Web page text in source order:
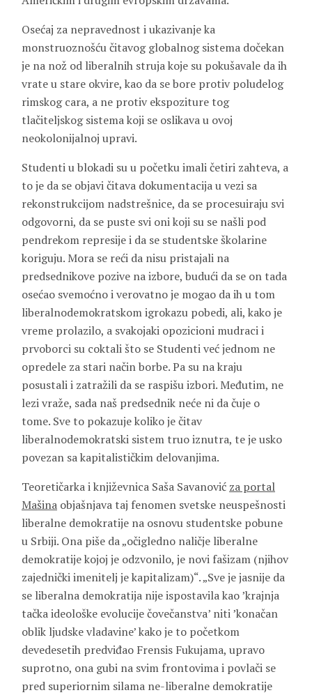
Osećaj za nepravednost i ukazivanje ka
monstruoznošću čitavog globalnog sistema dočekan
je na nož od liberalnih struja koje su pokušavale da ih
vrate u stare okvire, kao da se bore protiv poludelog
rimskog cara, a ne protiv ekspoziture tog
tlačiteljskog sistema koji se oslikava u ovoj
neokolonijalnoj upravi.
Studenti u blokadi su u početku imali četiri zahteva, a
to je da se objavi čitava dokumentacija u vezi sa
rekonstrukcijom nadstrešnice, da se procesuiraju svi
odgovorni, da se puste svi oni koji su se našli pod
pendrekom represije i da se studentske školarine
koriguju. Mora se reći da nisu pristajali na
predsednikove pozive na izbore, budući da se on tada
osećao svemoćno i verovatno je mogao da ih u tom
liberalnodemokratskom igrokazu pobedi, ali, kako je
vreme prolazilo, a svakojaki opozicioni mudraci i
prvoborci su coktali što se Studenti već jednom ne
opredele za stari način borbe. Pa su na kraju
posustali i zatražili da se raspišu izbori. Međutim, ne
lezi vraže, sada naš predsednik neće ni da čuje o
tome. Sve to pokazuje koliko je čitav
liberalnodemokratski sistem truo iznutra, te je usko
povezan sa kapitalističkim delovanjima.
Teoretičarka i književnica Saša Savanović za portal
Mašina objašnjava taj fenomen svetske neuspešnosti
liberalne demokratije na osnovu studentske pobune
u Srbiji. Ona piše da „očigledno naličje liberalne
demokratije kojoj je odzvonilo, je novi fašizam (njihov
zajednički imenitelj je kapitalizam)“. „Sve je jasnije da
se liberalna demokratija nije ispostavila kao ’krajnja
tačka ideološke evolucije čovečanstva’ niti ’konačan
oblik ljudske vladavine’ kako je to početkom
devedesetih predviđao Frensis Fukujama, upravo
suprotno, ona gubi na svim frontovima i povlači se
pred superiornim silama ne-liberalne demokratije